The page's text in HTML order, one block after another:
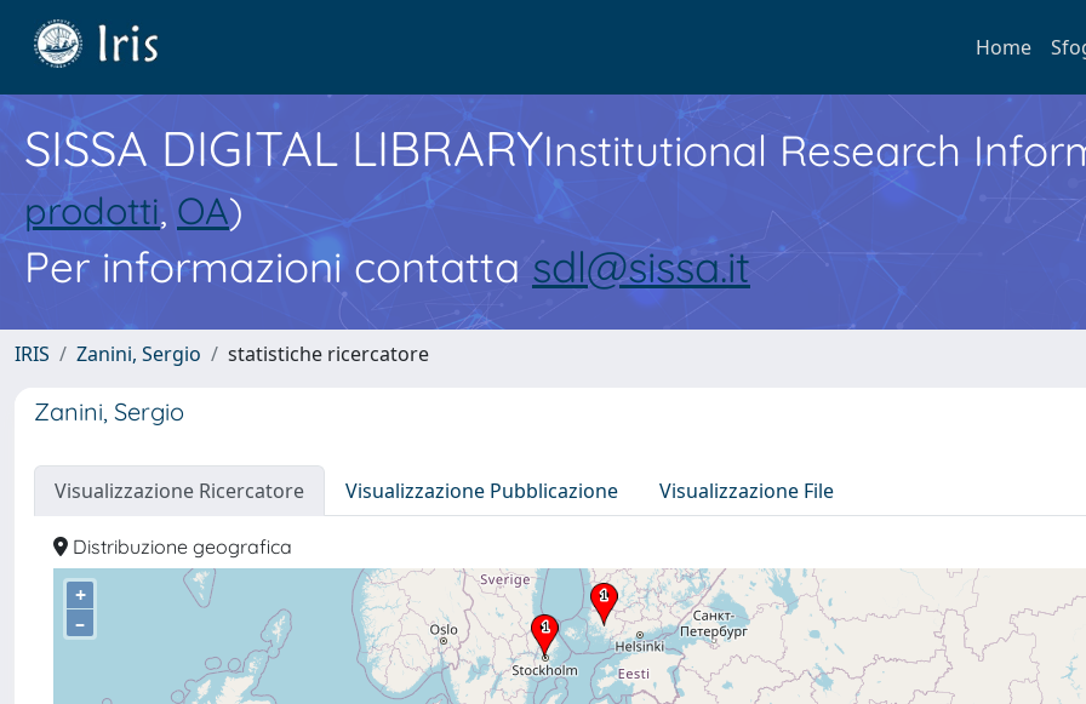
Home
SISSA DIGITAL LIBRARYInstitutional Research
prodotti, OA)
Per informazioni contatta sdl@sissa.it
IRIS Zanini, Sergio statistiche ricercatore
Zanini, Sergio
Visualizzazione Ricercatore Visualizzazione Pubblicazione Visualizzazione File
Distribuzione geografica
+
–